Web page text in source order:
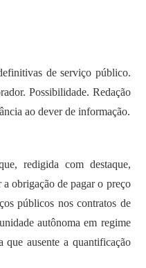
de serviço público.
Possibilidade. Redação
ao dever de informação.
redigida com destaque,
obrigação de pagar o preço
públicos nos contratos de
autônoma em regime
ausente a quantificação